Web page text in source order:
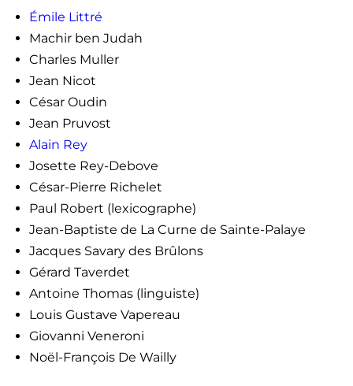
Émile Littré
Machir ben Judah
Charles Muller
Jean Nicot
César Oudin
Jean Pruvost
Alain Rey
Josette Rey-Debove
César-Pierre Richelet
Paul Robert (lexicographe)
Jean-Baptiste de La Curne de Sainte-Palaye
Jacques Savary des Brûlons
Gérard Taverdet
Antoine Thomas (linguiste)
Louis Gustave Vapereau
Giovanni Veneroni
Noël-François De Wailly